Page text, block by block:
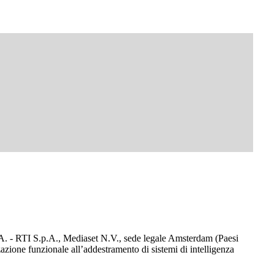
RTI S.p.A., Mediaset N.V., sede legale Amsterdam (Paesi
funzionale all’addestramento di sistemi di intelligenza